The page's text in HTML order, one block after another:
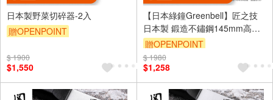
日本製野菜切碎器-2入
贈OPENPOINT
$ 1900
$1,550
【日本綠鐘Greenbell】匠之技
日本製 鍛造不鏽鋼145mm高品
質理髮剪刀 G-5001
贈OPENPOINT
$ 1980
$1,258